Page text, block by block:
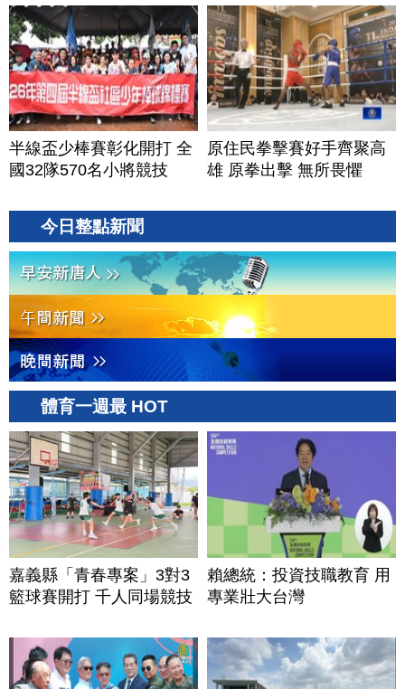
半線盃少棒賽彰化開打 全
國32隊570名小將競技
原住民拳擊賽好手齊聚高
雄 原拳出擊 無所畏懼
今日整點新聞
體育一週最 HOT
嘉義縣「青春專案」3對3
籃球賽開打 千人同場競技
賴總統：投資技職教育 用
專業壯大台灣